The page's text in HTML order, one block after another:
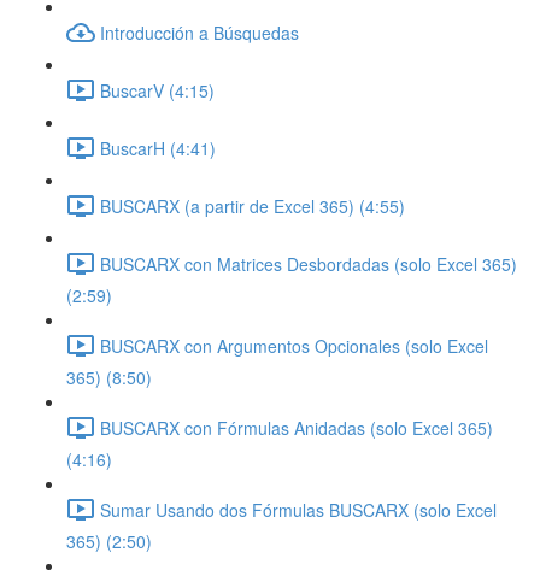
Introducción a Búsquedas
BuscarV (4:15)
BuscarH (4:41)
BUSCARX (a partir de Excel 365) (4:55)
BUSCARX con Matrices Desbordadas (solo Excel 365)
(2:59)
BUSCARX con Argumentos Opcionales (solo Excel
365) (8:50)
BUSCARX con Fórmulas Anidadas (solo Excel 365)
(4:16)
Sumar Usando dos Fórmulas BUSCARX (solo Excel
365) (2:50)